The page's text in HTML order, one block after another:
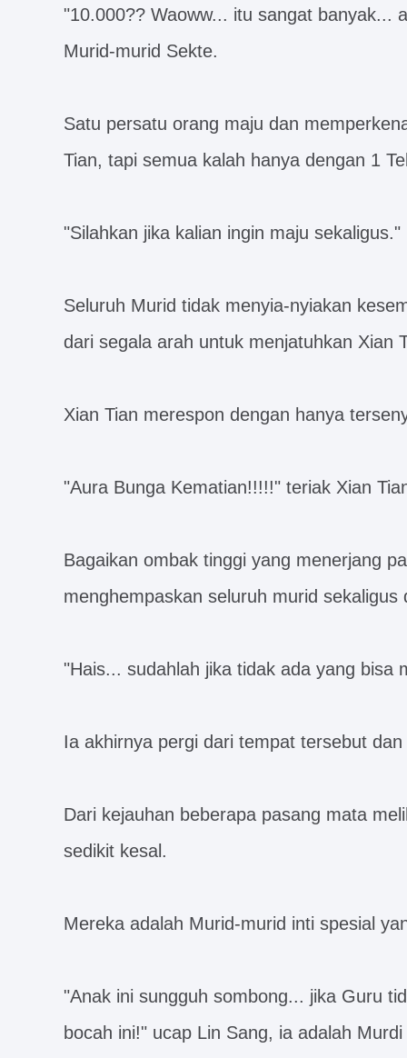
"10.000?? Waoww... itu sangat banyak...
Murid-murid Sekte.
Satu persatu orang maju dan
Tian, tapi semua kalah hanya dengan 1
"Silahkan jika kalian ingin maju sekaligus."
Seluruh Murid tidak menyia-nyiakan
dari segala arah untuk menjatuhkan Xian
Xian Tian merespon dengan hanya
"Aura Bunga Kematian!!!!!" teriak Xian
Bagaikan ombak tinggi yang menerjang
menghempaskan seluruh murid
"Hais... sudahlah jika tidak ada yang bisa
Ia akhirnya pergi dari tempat tersebut
Dari kejauhan beberapa pasang mata
sedikit kesal.
Mereka adalah Murid-murid inti spesial
"Anak ini sungguh sombong... jika Guru
bocah ini!" ucap Lin Sang, ia adalah